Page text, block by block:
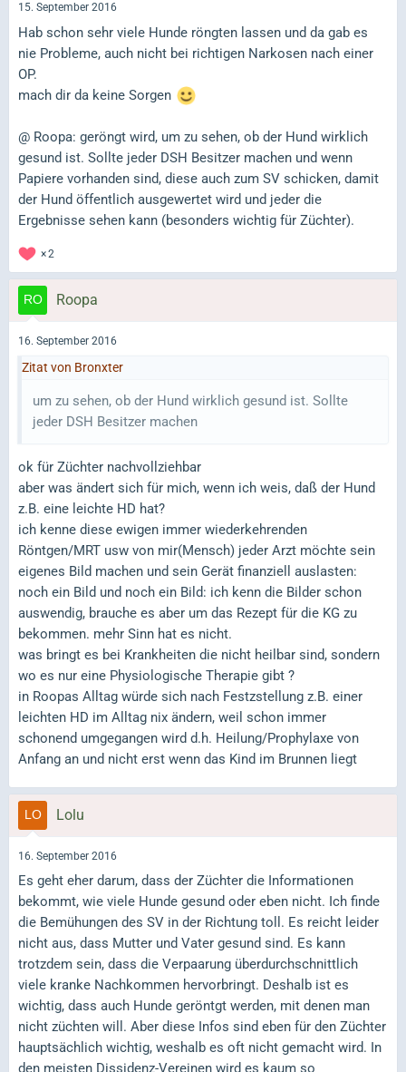
15. September 2016
Hab schon sehr viele Hunde röngten lassen und da gab es
nie Probleme, auch nicht bei richtigen Narkosen nach einer
OP.
mach dir da keine Sorgen
@ Roopa: geröngt wird, um zu sehen, ob der Hund wirklich
gesund ist. Sollte jeder DSH Besitzer machen und wenn
Papiere vorhanden sind, diese auch zum SV schicken, damit
der Hund öffentlich ausgewertet wird und jeder die
Ergebnisse sehen kann (besonders wichtig für Züchter).
2
Roopa
16. September 2016
Zitat von Bronxter
um zu sehen, ob der Hund wirklich gesund ist. Sollte
jeder DSH Besitzer machen
ok für Züchter nachvollziehbar
aber was ändert sich für mich, wenn ich weis, daß der Hund
z.B. eine leichte HD hat?
ich kenne diese ewigen immer wiederkehrenden
Röntgen/MRT usw von mir(Mensch) jeder Arzt möchte sein
eigenes Bild machen und sein Gerät finanziell auslasten:
noch ein Bild und noch ein Bild: ich kenn die Bilder schon
auswendig, brauche es aber um das Rezept für die KG zu
bekommen. mehr Sinn hat es nicht.
was bringt es bei Krankheiten die nicht heilbar sind, sondern
wo es nur eine Physiologische Therapie gibt ?
in Roopas Alltag würde sich nach Festzstellung z.B. einer
leichten HD im Alltag nix ändern, weil schon immer
schonend umgegangen wird d.h. Heilung/Prophylaxe von
Anfang an und nicht erst wenn das Kind im Brunnen liegt
Lolu
16. September 2016
Es geht eher darum, dass der Züchter die Informationen
bekommt, wie viele Hunde gesund oder eben nicht. Ich finde
die Bemühungen des SV in der Richtung toll. Es reicht leider
nicht aus, dass Mutter und Vater gesund sind. Es kann
trotzdem sein, dass die Verpaarung überdurchschnittlich
viele kranke Nachkommen hervorbringt. Deshalb ist es
wichtig, dass auch Hunde geröntgt werden, mit denen man
nicht züchten will. Aber diese Infos sind eben für den Züchter
hauptsächlich wichtig, weshalb es oft nicht gemacht wird. In
den meisten Dissidenz-Vereinen wird es kaum so